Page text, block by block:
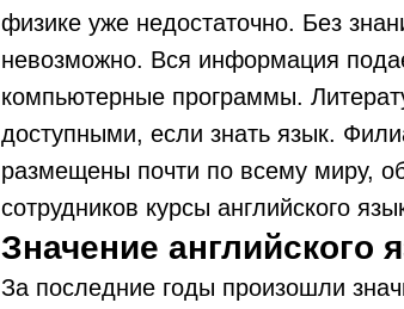
физике уже недостаточно. Без
невозможно. Вся информация
компьютерные программы.
доступными, если знать язык.
размещены почти по всему миру,
сотрудников курсы английского
Значение английского
За последние годы произошли